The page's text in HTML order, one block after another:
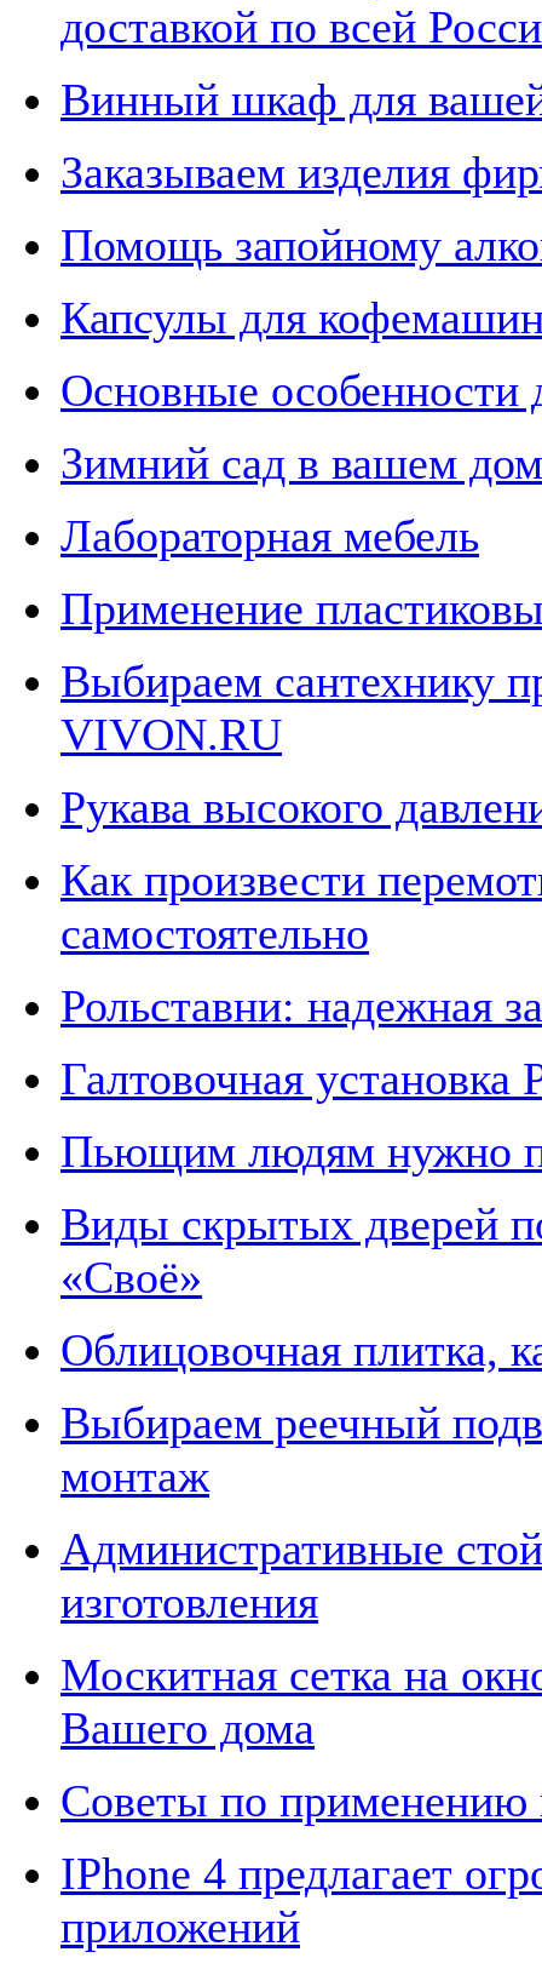
доставкой по всей
Винный шкаф для
Заказываем изделия
Помощь запойному
Капсулы для
Основные особенности
Зимний сад в вашем
Лабораторная мебель
Применение
Выбираем сантехнику
VIVON.RU
Рукава высокого
Как произвести
самостоятельно
Рольставни: надежная
Галтовочная установка
Пьющим людям нужно
Виды скрытых дверей
«Своё»
Облицовочная плитка,
Выбираем реечный
монтаж
Административные
изготовления
Москитная сетка на
Вашего дома
Советы по применению
IPhone 4 предлагает
приложений